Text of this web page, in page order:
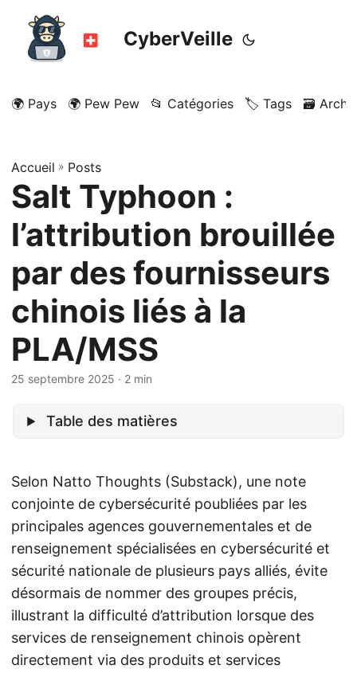
CyberVeille
🌍 Pays 🌍 Pew Pew 📂 Catégories 🏷️ Tags 🗃️
Accueil » Posts
Salt Typhoon :
l’attribution brouillée
par des fournisseurs
chinois liés à la
PLA/MSS
25 septembre 2025 · 2 min
Table des matières
Selon Natto Thoughts (Substack), une note
conjointe de cybersécurité poubliées par les
principales agences gouvernementales et de
renseignement spécialisées en cybersécurité et
sécurité nationale de plusieurs pays alliés, évite
désormais de nommer des groupes précis,
illustrant la difficulté d’attribution lorsque des
services de renseignement chinois opèrent
directement via des produits et services